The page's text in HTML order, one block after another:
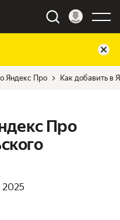
Яндекс Про Как добавить в
Про